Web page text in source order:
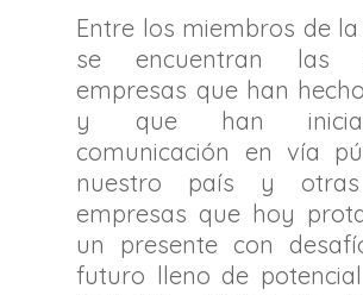
Entre los miembros de
se encuentran las
empresas que han
y que han
comunicación en vía
nuestro país y
empresas que hoy
un presente con
futuro lleno de